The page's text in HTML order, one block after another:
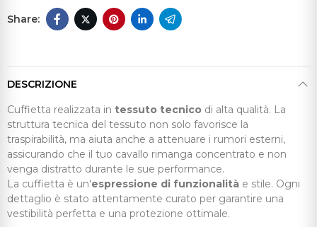
DESCRIZIONE
Cuffietta realizzata in tessuto tecnico di alta qualità. La
struttura tecnica del tessuto non solo favorisce la
traspirabilità, ma aiuta anche a attenuare i rumori esterni,
assicurando che il tuo cavallo rimanga concentrato e non
venga distratto durante le sue performance.
La cuffietta è un'espressione di funzionalità e stile. Ogni
dettaglio è stato attentamente curato per garantire una
vestibilità perfetta e una protezione ottimale.